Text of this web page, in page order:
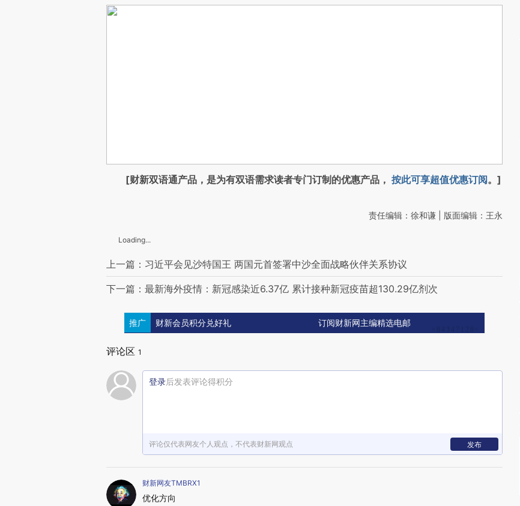
[财新双语通产品，是为有双语需求读者专门订制的优惠产品， 按此可享超值优惠订阅。]
责任编辑：徐和谦 | 版面编辑：王永
Loading...
上一篇：习近平会见沙特国王 两国元首签署中沙全面战略伙伴关系协议
下一篇：最新海外疫情：新冠感染近6.37亿 累计接种新冠疫苗超130.29亿剂次
推广 财新会员积分兑好礼 订阅财新网主编精选电邮
评论区 1
登录后发表评论得积分
评论仅代表网友个人观点，不代表财新网观点 发布
财新网友TMBRX1
优化方向